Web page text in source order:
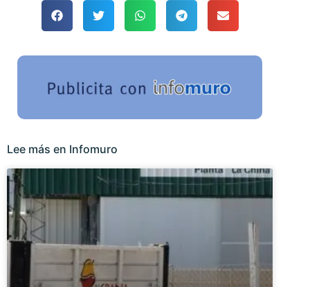
Lee más en Infomuro